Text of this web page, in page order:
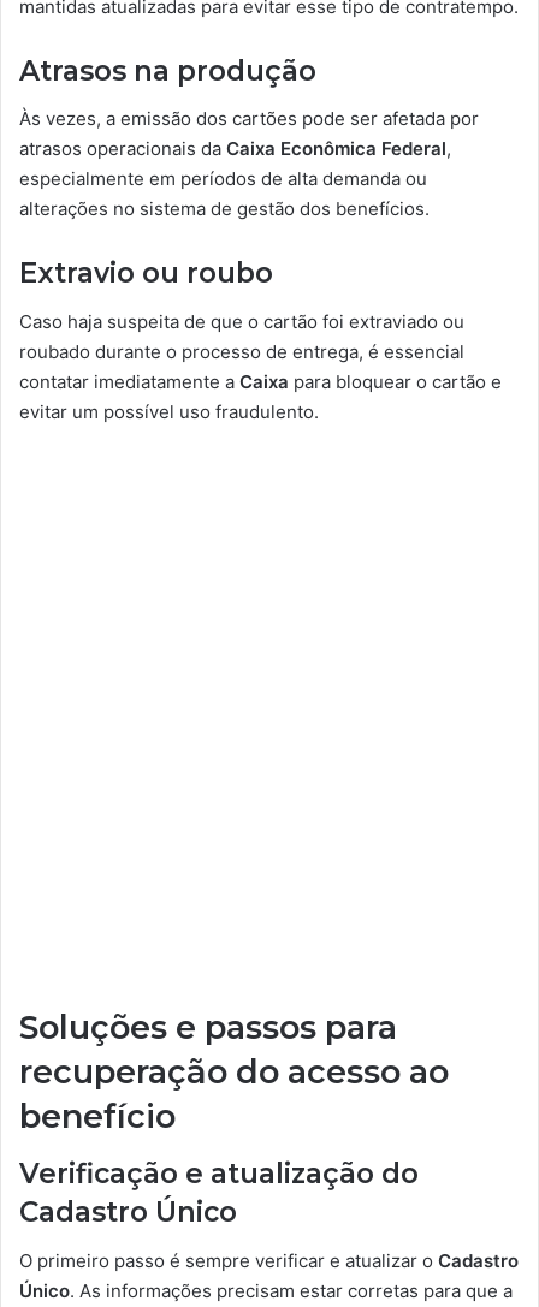
mantidas atualizadas para evitar esse tipo de contratempo.
Atrasos na produção
Às vezes, a emissão dos cartões pode ser afetada por
atrasos operacionais da Caixa Econômica Federal,
especialmente em períodos de alta demanda ou
alterações no sistema de gestão dos benefícios.
Extravio ou roubo
Caso haja suspeita de que o cartão foi extraviado ou
roubado durante o processo de entrega, é essencial
contatar imediatamente a Caixa para bloquear o cartão e
evitar um possível uso fraudulento.
Soluções e passos para
recuperação do acesso ao
benefício
Verificação e atualização do
Cadastro Único
O primeiro passo é sempre verificar e atualizar o Cadastro
Único. As informações precisam estar corretas para que a